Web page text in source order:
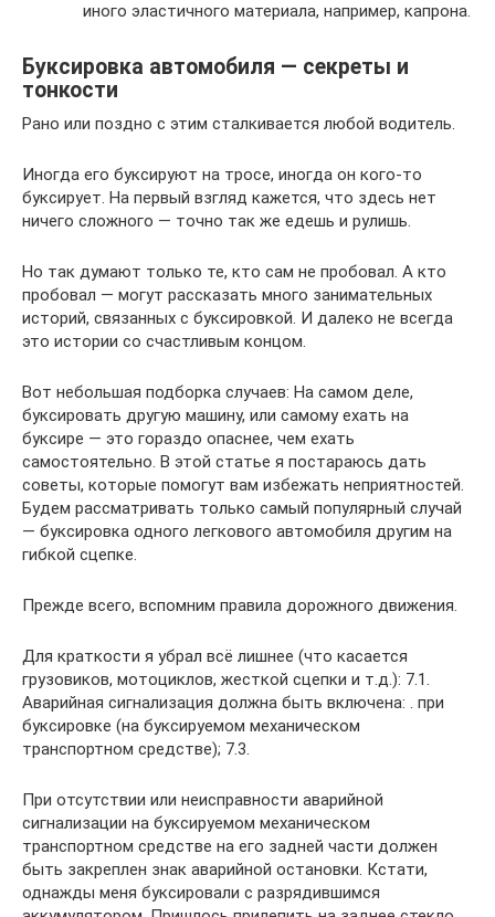
иного эластичного материала, например, капрона.
Буксировка автомобиля — секреты и
тонкости
Рано или поздно с этим сталкивается любой водитель.
Иногда его буксируют на тросе, иногда он кого-то
буксирует. На первый взгляд кажется, что здесь нет
ничего сложного — точно так же едешь и рулишь.
Но так думают только те, кто сам не пробовал. А кто
пробовал — могут рассказать много занимательных
историй, связанных с буксировкой. И далеко не всегда
это истории со счастливым концом.
Вот небольшая подборка случаев: На самом деле,
буксировать другую машину, или самому ехать на
буксире — это гораздо опаснее, чем ехать
самостоятельно. В этой статье я постараюсь дать
советы, которые помогут вам избежать неприятностей.
Будем рассматривать только самый популярный случай
— буксировка одного легкового автомобиля другим на
гибкой сцепке.
Прежде всего, вспомним правила дорожного движения.
Для краткости я убрал всё лишнее (что касается
грузовиков, мотоциклов, жесткой сцепки и т.д.): 7.1.
Аварийная сигнализация должна быть включена: . при
буксировке (на буксируемом механическом
транспортном средстве); 7.3.
При отсутствии или неисправности аварийной
сигнализации на буксируемом механическом
транспортном средстве на его задней части должен
быть закреплен знак аварийной остановки. Кстати,
однажды меня буксировали с разрядившимся